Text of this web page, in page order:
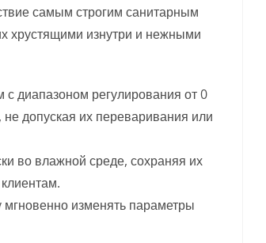
самым строгим санитарным
хрустящими изнутри и нежными
диапазоном регулирования от 0
допуская их переваривания или
во влажной среде, сохраняя их
мгновенно изменять параметры